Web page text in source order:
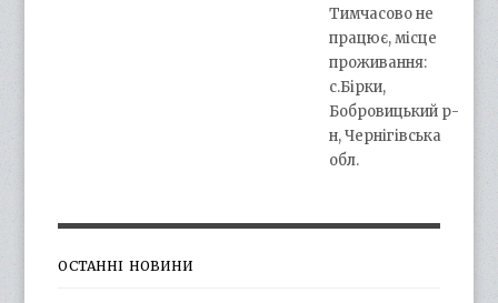
Тимчасово не
працює, місце
проживання:
с.Бірки,
Бобровицький р-
н, Чернігівська
обл.
ОСТАННІ НОВИНИ